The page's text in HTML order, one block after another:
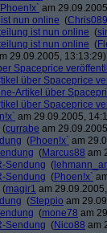
Phoen!x` am
nun online (Chris089
ist nun online (
ist nun online (
29.09.2005, 13:13:29)
Spaceprice
über Spaceprice
Artikel über
über Spaceprice
am 29.09.2005,
(currabe am
(Phoen!x` am
(Marcus88 am
Sendung (
Sendung (Phoen!x`
(magir1 am
(Steppio am
(mone78 am
Sendung (Nico88 am